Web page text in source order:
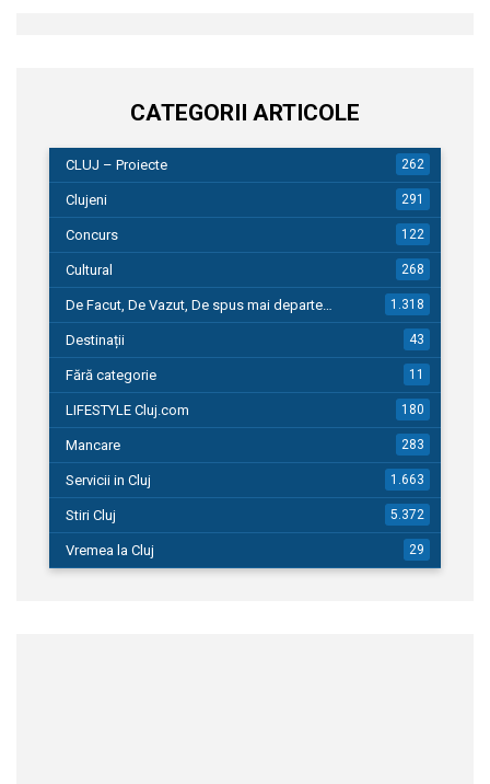
CATEGORII ARTICOLE
CLUJ – Proiecte 262
Clujeni 291
Concurs 122
Cultural 268
De Facut, De Vazut, De spus mai departe… 1.318
Destinații 43
Fără categorie 11
LIFESTYLE Cluj.com 180
Mancare 283
Servicii in Cluj 1.663
Stiri Cluj 5.372
Vremea la Cluj 29